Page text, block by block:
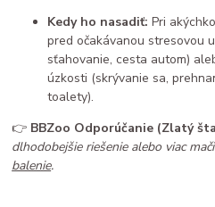
Kedy ho nasadiť: Pri
pred očakávanou stresovou
sťahovanie, cesta autom)
úzkosti (skrývanie sa,
toalety).
👉 BBZoo Odporúčanie (Zlatý
dlhodobejšie riešenie alebo viac
balenie.